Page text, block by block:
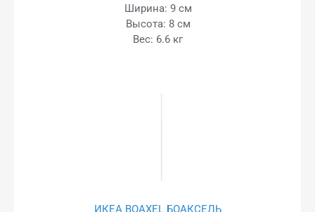
Ширина: 9 см
Высота: 8 см
Вес: 6.6 кг
ИКЕА BOAXEL БОАКСЕЛЬ